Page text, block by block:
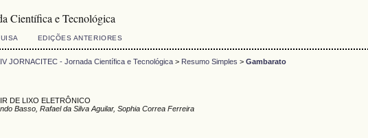
Científica e Tecnológica
EDIÇÕES ANTERIORES
JORNACITEC - Jornada Científica e Tecnológica> Resumo Simples > Gambarato
DE LIXO ELETRÔNICO
Basso, Rafael da Silva Aguilar, Sophia Correa Ferreira